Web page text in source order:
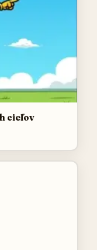
cieľov